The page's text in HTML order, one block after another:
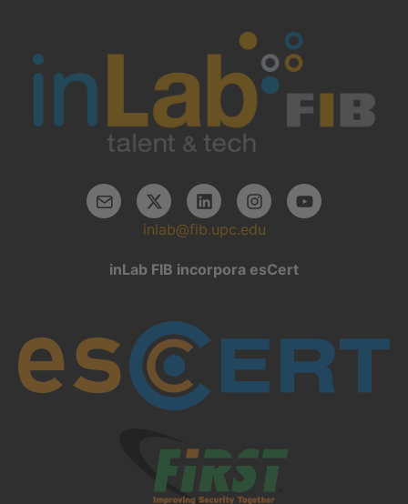
inlab@fib.upc.edu
inLab FIB incorpora esCert